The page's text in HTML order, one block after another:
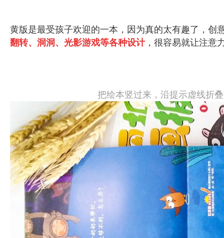
黄版是最受孩子欢迎的一本，因为真的太有趣了，创
翻转、洞洞、光影游戏等各种设计，很容易就让注意
把绘本竖过来，沿提示虚线折